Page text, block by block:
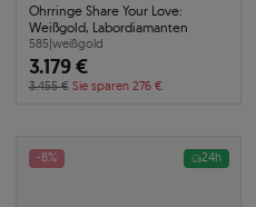
Ohrringe Share Your Love:
Weißgold, Labordiamanten
585|weißgold
3.179 €
3.455 € Sie sparen 276 €
-8% 24h